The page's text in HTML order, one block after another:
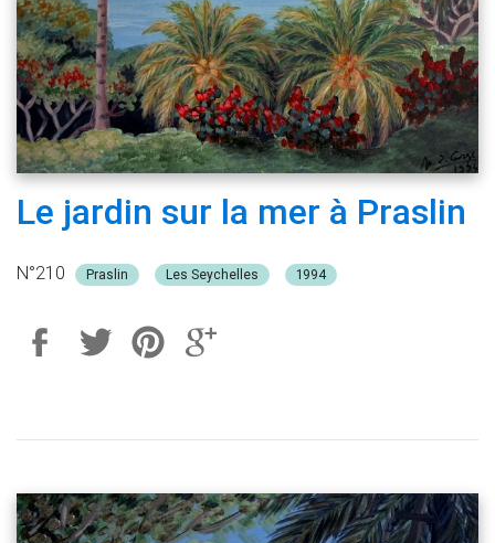
Le jardin sur la mer à Praslin
N°210 Praslin Les Seychelles 1994